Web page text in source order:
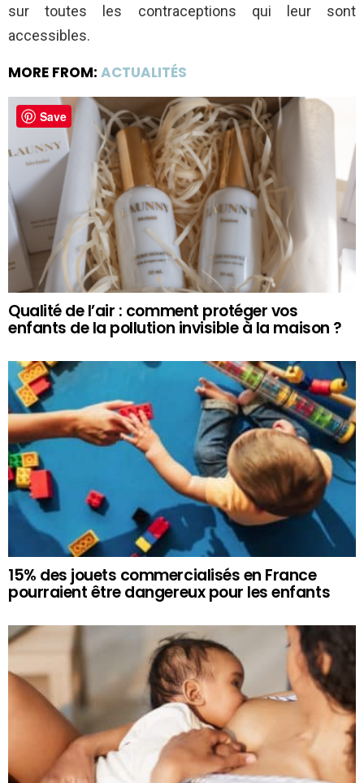
sur toutes les contraceptions qui leur sont
accessibles.
MORE FROM: ACTUALITÉS
Qualité de l’air : comment protéger vos
enfants de la pollution invisible à la maison ?
15% des jouets commercialisés en France
pourraient être dangereux pour les enfants
Save